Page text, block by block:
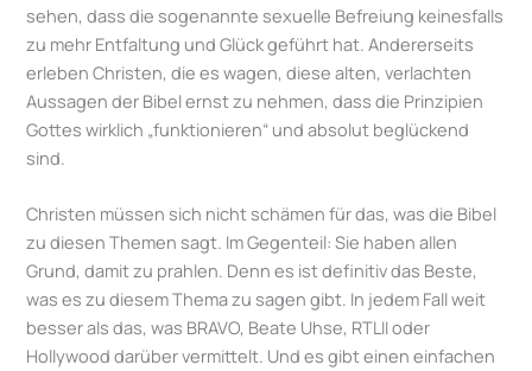
sehen, dass die sogenannte sexuelle Befreiung keinesfalls
zu mehr Entfaltung und Glück geführt hat. Andererseits
erleben Christen, die es wagen, diese alten, verlachten
Aussagen der Bibel ernst zu nehmen, dass die Prinzipien
Gottes wirklich „funktionieren“ und absolut beglückend
sind.
Christen müssen sich nicht schämen für das, was die Bibel
zu diesen Themen sagt. Im Gegenteil: Sie haben allen
Grund, damit zu prahlen. Denn es ist definitiv das Beste,
was es zu diesem Thema zu sagen gibt. In jedem Fall weit
besser als das, was BRAVO, Beate Uhse, RTLII oder
Hollywood darüber vermittelt. Und es gibt einen einfachen